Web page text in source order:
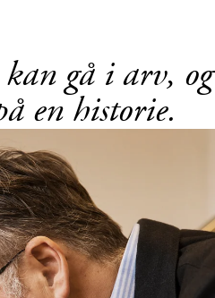
gå i arv, og
en historie.